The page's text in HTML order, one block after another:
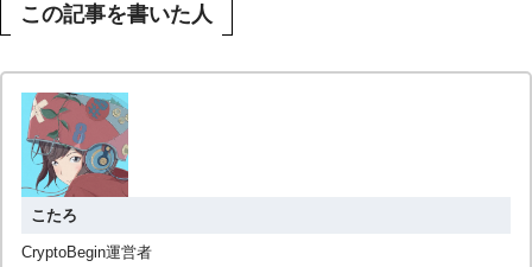
この記事を書いた人
こたろ
CryptoBegin運営者